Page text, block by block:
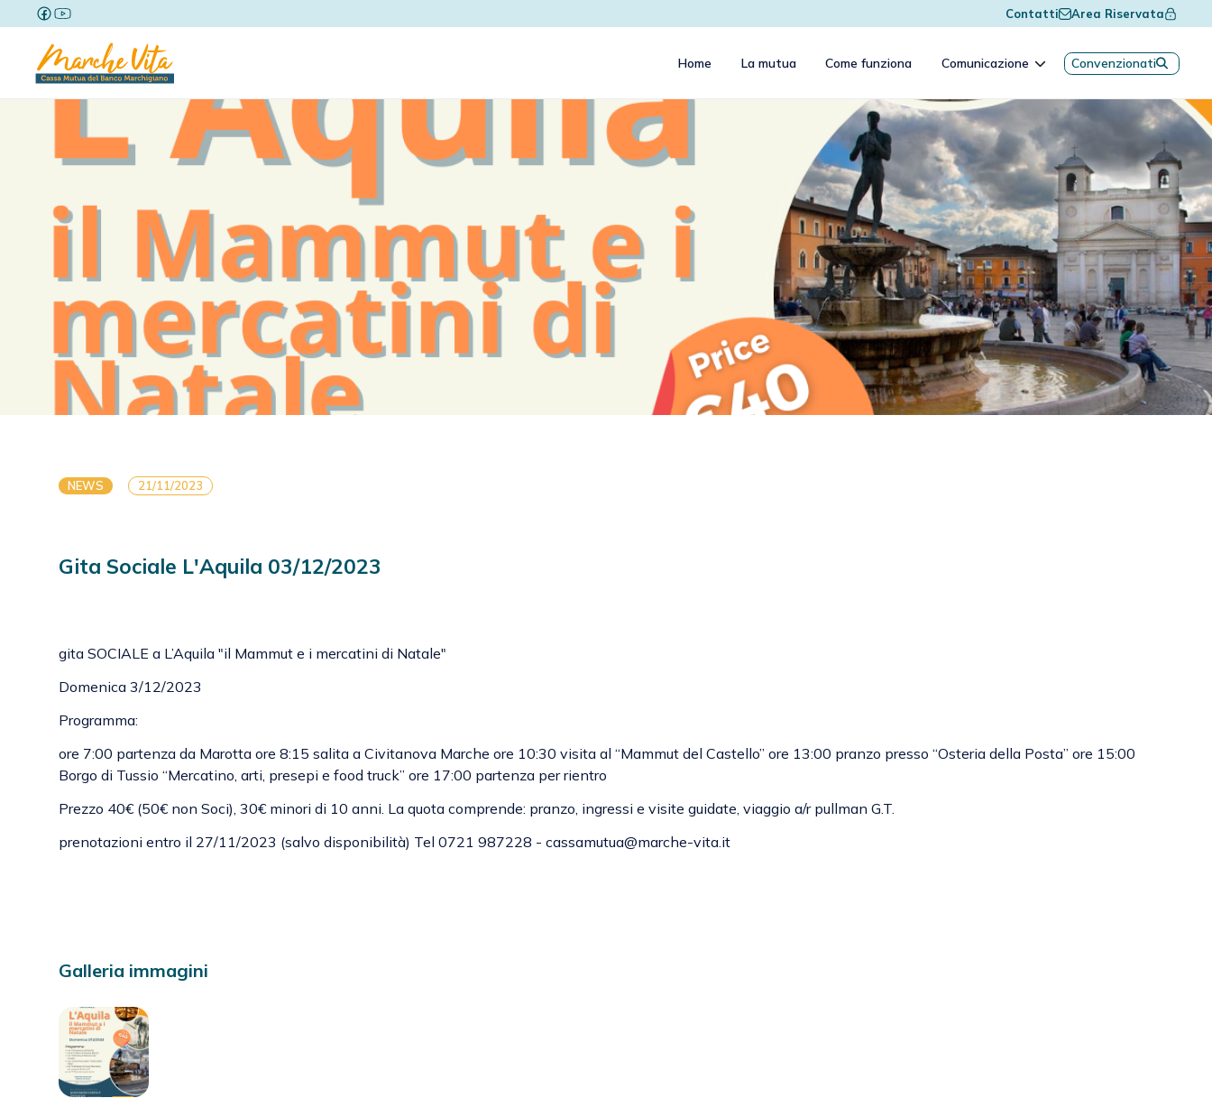
Contatti Area Riservata
Home La mutua Come funziona Comunicazione Convenzionati
NEWS 21/11/2023
Gita Sociale L'Aquila 03/12/2023
gita SOCIALE a L’Aquila "il Mammut e i mercatini di Natale"
Domenica 3/12/2023
Programma:
ore 7:00 partenza da Marotta ore 8:15 salita a Civitanova Marche ore 10:30 visita al “Mammut del Castello” ore 13:00 pranzo presso “Osteria della Posta” ore 15:00
Borgo di Tussio “Mercatino, arti, presepi e food truck” ore 17:00 partenza per rientro
Prezzo 40€ (50€ non Soci), 30€ minori di 10 anni. La quota comprende: pranzo, ingressi e visite guidate, viaggio a/r pullman G.T.
prenotazioni entro il 27/11/2023 (salvo disponibilità) Tel 0721 987228 - cassamutua@marche-vita.it
Galleria immagini